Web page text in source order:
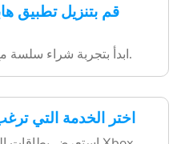
قم بتنزيل تطبيق
ابدأ بتجربة شراء سلسة مع مساعدة هابلاكس.
اختر الخدمة التي